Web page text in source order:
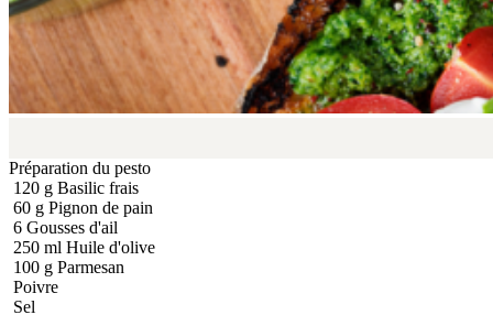
Préparation du pesto
120 g Basilic frais
60 g Pignon de pain
6 Gousses d'ail
250 ml Huile d'olive
100 g Parmesan
Poivre
Sel